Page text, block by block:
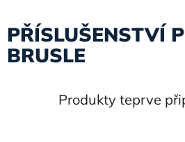
PŘÍSLUŠENSTVÍ
BRUSLE
Produkty teprve